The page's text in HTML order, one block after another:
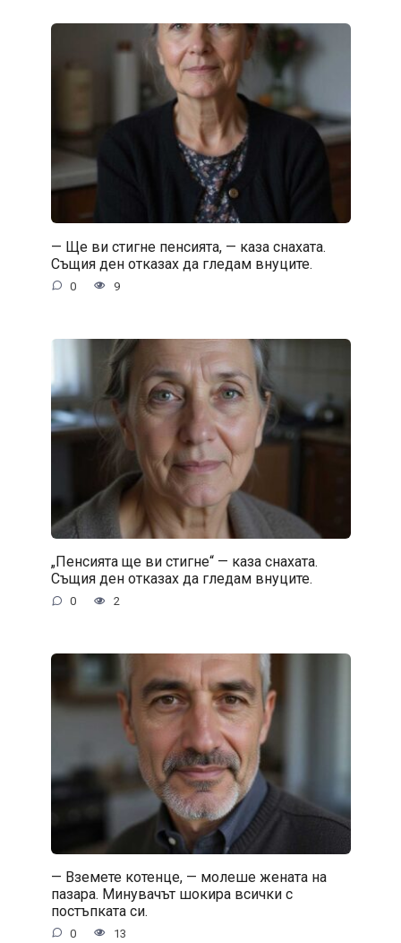
— Ще ви стигне пенсията, — каза снахата.
Същия ден отказах да гледам внуците.
0 9
„Пенсията ще ви стигне“ — каза снахата.
Същия ден отказах да гледам внуците.
0 2
— Вземете котенце, — молеше жената на
пазара. Минувачът шокира всички с
постъпката си.
0 13